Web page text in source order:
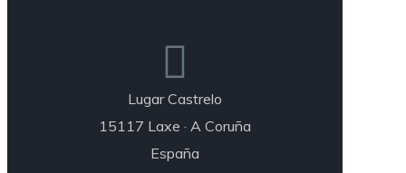
Lugar Castrelo
15117 Laxe · A Coruña
España